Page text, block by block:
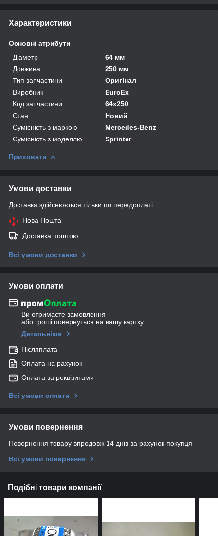
Характеристики
Основні атрибути
Діаметр
64 мм
Довжина
250 мм
Тип запчастини
Оригінал
Виробник
EuroEx
Код запчастини
64х250
Стан
Новий
Сумісність з маркою
Mercedes-Benz
Сумісність з моделлю
Sprinter
Приховати
Умови доставки
Доставка здійснюється тільки по передоплаті.
Нова Пошта
Доставка поштою
Всі умови доставки
Умови оплати
Ви отримаєте замовлення
або гроші повернуться на вашу картку
Детальніше
Післяплата
Оплата на рахунок
Оплата за реквізитами
Всі умови оплати
Умови повернення
Повернення товару впродовж 14 днів за рахунок покупця
Всі умови повернення
Подібні товари компанії